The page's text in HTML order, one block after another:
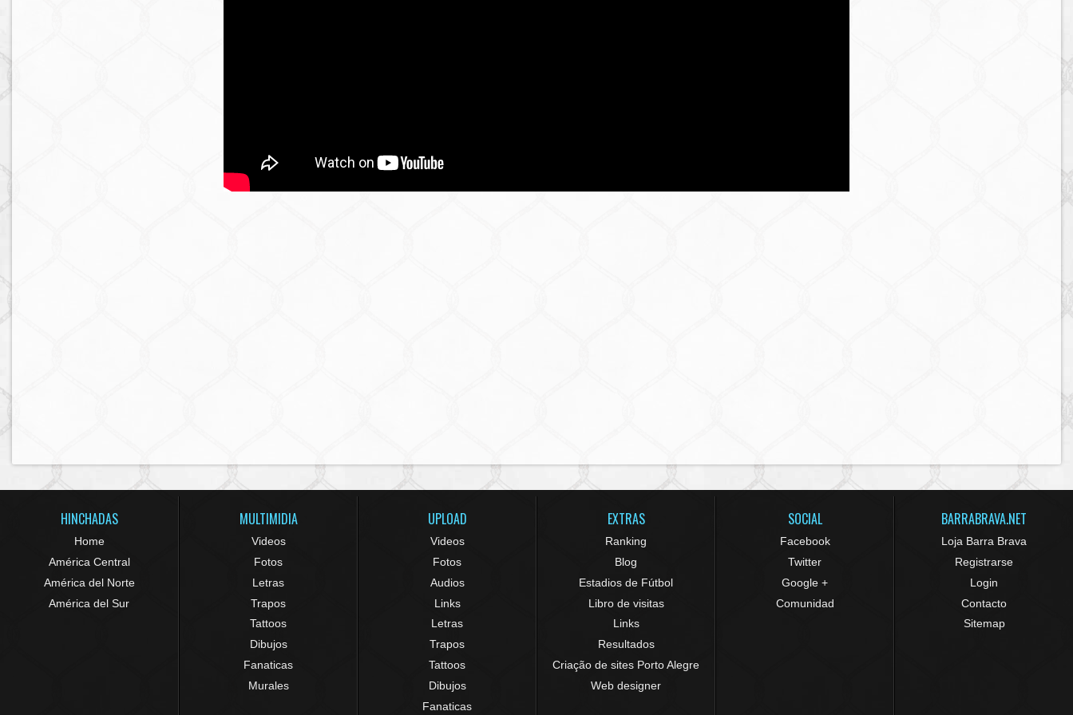
HINCHADAS
Home
América Central
América del Norte
América del Sur
MULTIMIDIA
Videos
Fotos
Letras
Trapos
Tattoos
Dibujos
Fanaticas
Murales
UPLOAD
Videos
Fotos
Audios
Links
Letras
Trapos
Tattoos
Dibujos
Fanaticas
EXTRAS
Ranking
Blog
Estadios de Fútbol
Libro de visitas
Links
Resultados
Criação de sites Porto Alegre
Web designer
SOCIAL
Facebook
Twitter
Google +
Comunidad
BARRABRAVA.NET
Loja Barra Brava
Registrarse
Login
Contacto
Sitemap